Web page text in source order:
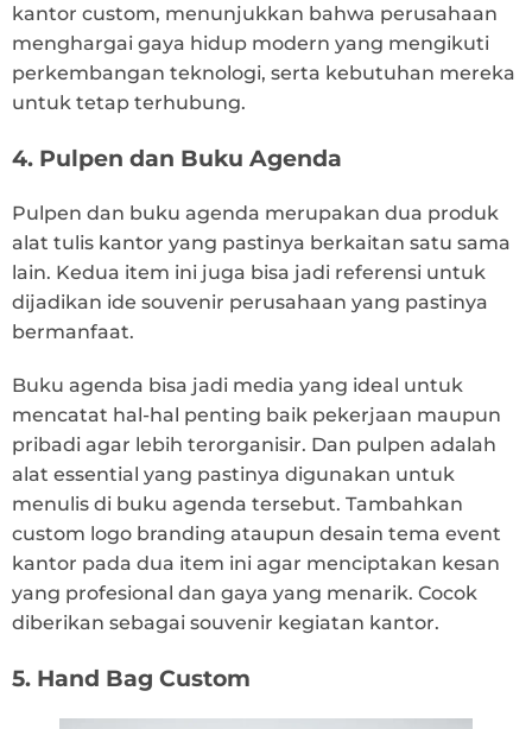
kantor custom, menunjukkan bahwa perusahaan
menghargai gaya hidup modern yang mengikuti
perkembangan teknologi, serta kebutuhan mereka
untuk tetap terhubung.
4. Pulpen dan Buku Agenda
Pulpen dan buku agenda merupakan dua produk
alat tulis kantor yang pastinya berkaitan satu sama
lain. Kedua item ini juga bisa jadi referensi untuk
dijadikan ide souvenir perusahaan yang pastinya
bermanfaat.
Buku agenda bisa jadi media yang ideal untuk
mencatat hal-hal penting baik pekerjaan maupun
pribadi agar lebih terorganisir. Dan pulpen adalah
alat essential yang pastinya digunakan untuk
menulis di buku agenda tersebut. Tambahkan
custom logo branding ataupun desain tema event
kantor pada dua item ini agar menciptakan kesan
yang profesional dan gaya yang menarik. Cocok
diberikan sebagai souvenir kegiatan kantor.
5. Hand Bag Custom